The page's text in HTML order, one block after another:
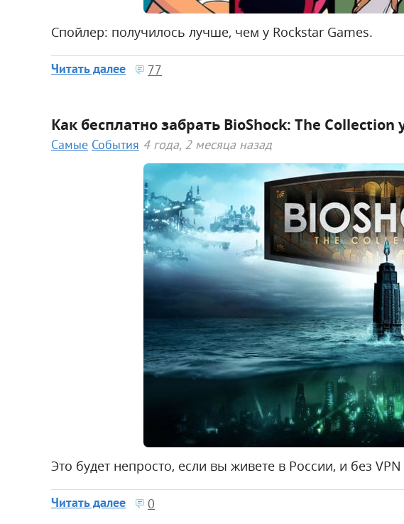
Спойлер: получилось лучше, чем у Rockstar Games.
Читать далее 77
Как бесплатно забрать BioShock: The Collection
Самые События 4 года, 2 месяца назад
Это будет непросто, если вы живете в России, и без
Читать далее 0